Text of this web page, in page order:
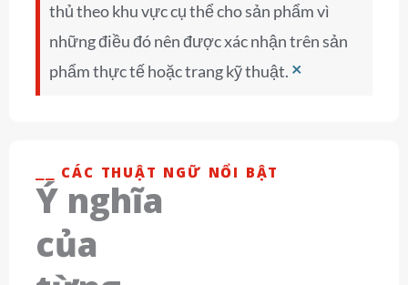
thủ theo khu vực cụ thể cho sản phẩm vì
những điều đó nên được xác nhận trên sản
phẩm thực tế hoặc trang kỹ thuật. ×
⎯⎯ CÁC THUẬT NGỮ NỔI BẬT
Ý nghĩa
của